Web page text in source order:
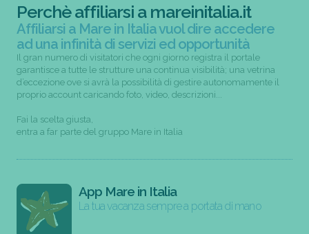
Perchè affiliarsi a mareinitalia.it
Affiliarsi a Mare in Italia vuol dire accedere
ad una infinità di servizi ed opportunità
Il gran numero di visitatori che ogni giorno registra il portale
garantisce a tutte le strutture una continua visibilità; una vetrina
d’eccezione ove si avrà la possibilità di gestire autonomamente il
proprio account caricando foto, video, descrizioni...
Fai la scelta giusta,
entra a far parte del gruppo Mare in Italia
App Mare in Italia
La tua vacanza sempre a portata di mano